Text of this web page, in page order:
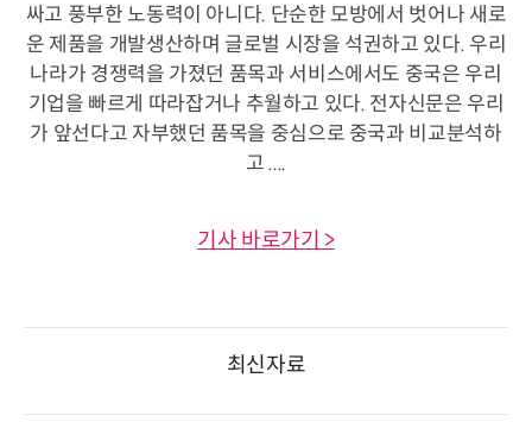
싸고 풍부한 노동력이 아니다. 단순한 모방에서 벗어나 새로
운 제품을 개발생산하며 글로벌 시장을 석권하고 있다. 우리
나라가 경쟁력을 가졌던 품목과 서비스에서도 중국은 우리
기업을 빠르게 따라잡거나 추월하고 있다. 전자신문은 우리
가 앞선다고 자부했던 품목을 중심으로 중국과 비교분석하
고 ....
기사 바로가기 >
최신자료